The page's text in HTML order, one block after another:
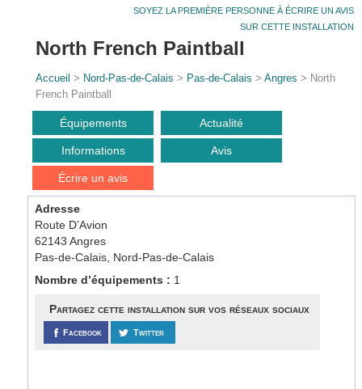
SOYEZ LA PREMIÈRE PERSONNE À ÉCRIRE UN AVIS
SUR CETTE INSTALLATION
North French Paintball
Accueil > Nord-Pas-de-Calais > Pas-de-Calais >Angres > North
French Paintball
Équipements Actualité
Informations Avis
Écrire un avis
Adresse
Route D’Avion
62143 Angres
Pas-de-Calais, Nord-Pas-de-Calais
Nombre d’équipements : 1
Partagez cette installation sur vos réseaux sociaux
Facebook Twitter